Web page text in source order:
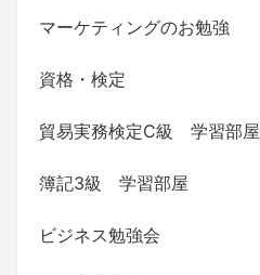
マーケティングのお勉強
資格・検定
貿易実務検定C級 学習部屋
簿記3級 学習部屋
ビジネス勉強会